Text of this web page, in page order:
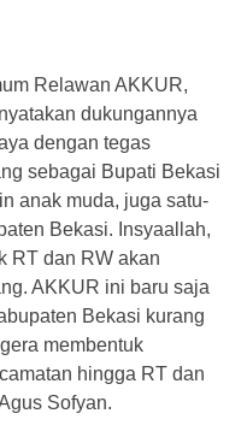
Relawan AKKUR,
dukungannya
dengan tegas
sebagai Bupati Bekasi
anak muda, juga satu-
Bekasi. Insyaallah,
RT dan RW akan
AKKUR ini baru saja
Bekasi kurang
membentuk
hingga RT dan
Sofyan.